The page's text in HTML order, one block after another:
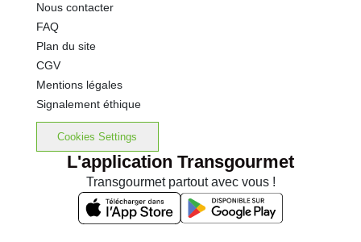
Nous contacter
FAQ
Plan du site
CGV
Mentions légales
Signalement éthique
Cookies Settings
L'application Transgourmet
Transgourmet partout avec vous !